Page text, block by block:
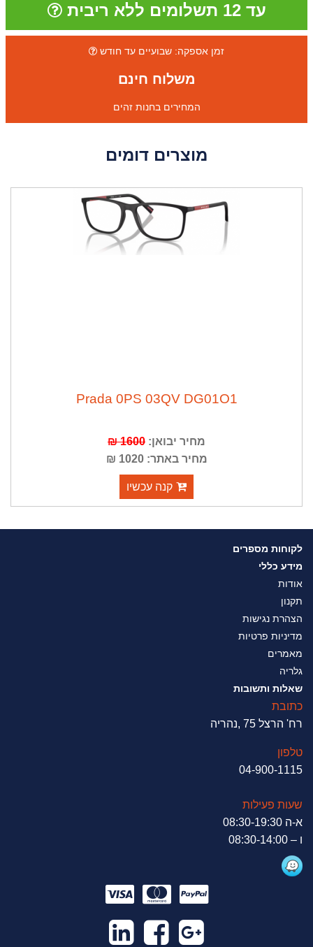
עד 12 תשלומים ללא ריבית
זמן אספקה: שבועיים עד חודש
משלוח חינם
המחירים בחנות זהים
מוצרים דומים
Prada 0PS 03QV DG01O1
מחיר יבואן:1600 ₪
מחיר באתר: 1020 ₪
קנה עכשיו
לקוחות מספרים
מידע כללי
אודות
תקנון
הצהרת נגישות
מדיניות פרטיות
מאמרים
גלריה
שאלות ותשובות
כתובת
רח' הרצל 75 ,נהריה
טלפון
04-900-1115
שעות פעילות
א-ה 08:30-19:30
ו – 08:30-14:00